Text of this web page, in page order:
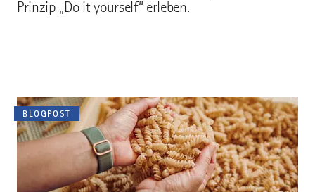
Prinzip „Do it yourself“ erleben.
BLOGPOST